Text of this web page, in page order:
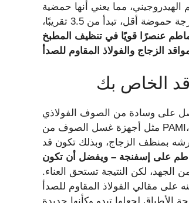
الطازجة حوالي 4.0 على مقياس الرقم الهيدروجيني، مما يعني أنها حمضية
نسبيًا. معجون الطماطم – معجون مركز مصنوع من الطماطم – يحتوي على درجة حموضة أقل، تبدأ من 3.5 تقريبًا،
عنصرًا قويًا في تنظيف المطبخ
الخاص بك
على وسادة من الصوف الفولاذي
مثل أجهزة غسل الصوف من PAMI، وأضف بعض معجون الطماطم، وافرك سطح الموقد بلطف. يجب أن تختفي
بمنظف الزجاج، وبذلك تكون قد
على إسفنجة – ويفضل أن تكون
الجهد، لكن النتيجة تستحق العناء.
على مقالي الفولاذ المقاوم للصدأ